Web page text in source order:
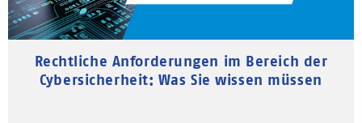
Rechtliche Anforderungen im Bereich der
Cybersicherheit: Was Sie wissen müssen